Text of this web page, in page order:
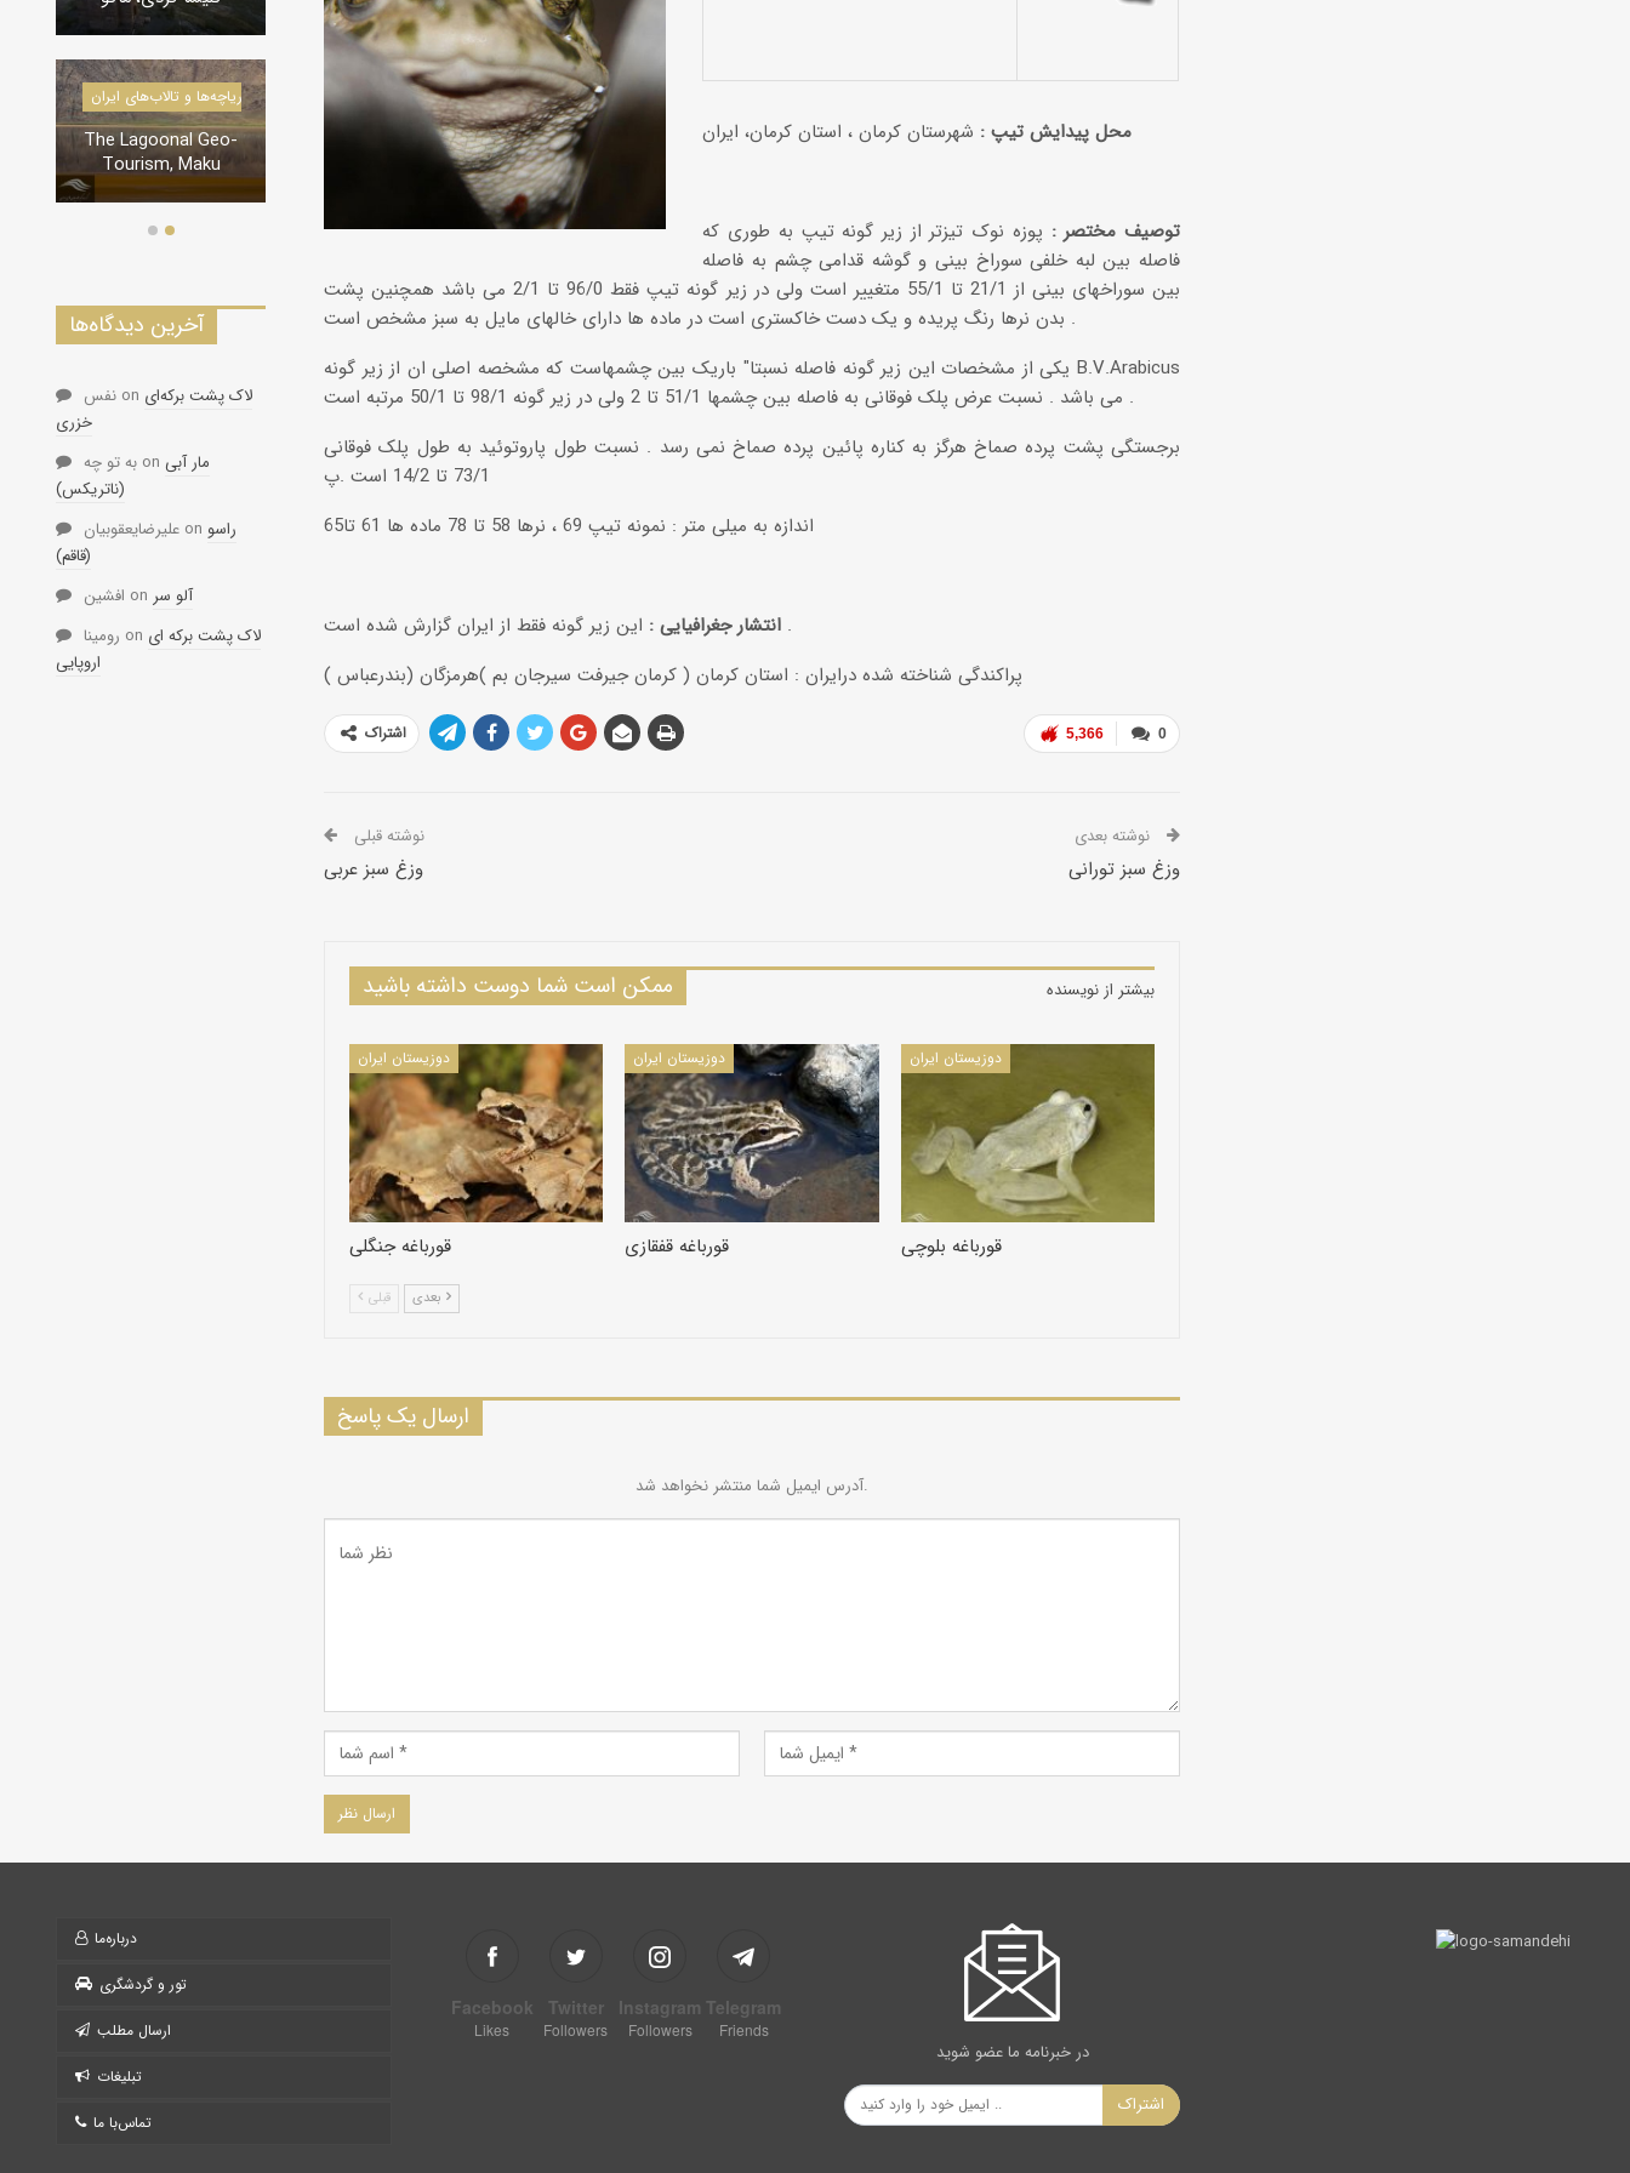
محل پیدایش تیپ : شهرستان کرمان ، استان کرمان، ایران
توصیف مختصر : پوزه نوک تیزتر از زیر گونه تیپ به طوری که
فاصله بین لبه خلفی سوراخ بینی و گوشه قدامی چشم به فاصله
بین سوراخهای بینی از 21/1 تا 55/1 متغییر است ولی در زیر گونه تیپ فقط 96/0 تا 2/1 می باشد همچنین پشت
بدن نرها رنگ پریده و یک دست خاکستری است در ماده ها دارای خالهای مایل به سبز مشخص است .
یکی از مشخصات این زیر گونه فاصله نسبتا" باریک بین چشمهاست که مشخصه اصلی ان از زیر گونه B.V.Arabicus
می باشد . نسبت عرض پلک فوقانی به فاصله بین چشمها 51/1 تا 2 ولی در زیر گونه 98/1 تا 50/1 مرتبه است .
برجستگی پشت پرده صماخ هرگز به کناره پائین پرده صماخ نمی رسد . نسبت طول پاروتوئید به طول پلک فوقانی
73/1 تا 14/2 است .پ
اندازه به میلی متر : نمونه تیپ 69 ، نرها 58 تا 78 ماده ها 61 تا65
انتشار جغرافیایی : این زیر گونه فقط از ایران گزارش شده است .
پراکندگی شناخته شده درایران : استان کرمان ( کرمان جیرفت سیرجان بم )هرمزگان (بندرعباس )
0
5,366 اشتراک
نوشته قبلی
وزغ سبز عربی وزغ سبز تورانی
ممکن است شما دوست داشته باشید بیشتر از نویسنده
دوزیستان ایران
قورباغه جنگلی
دوزیستان ایران
قورباغه قفقازی
دوزیستان ایران
قورباغه بلوچی
قبلی
ارسال یک پاسخ
آدرس ایمیل شما منتشر نخواهد شد.
درياچه‌‌ها و
Geo-
دره‌ها و تنگه‌های ایران
تنگه لی لی، دورود
آخرین دیدگاه‌ها
نفس on لاک پشت برکه‌ای
خزری
به تو چه on مار آبی
(ناتریکس)
علیرضایعقوبیان on راسو
(قاقم)
افشین on آلو سر
رومینا on لاک پشت برکه ای
اروپایی
درباره‌ما
تور و گردشگری
ارسال مطلب
تبلیغات
تماس‌با ما
Facebook
Likes
Twitter
Followers
Instagram
Followers
Telegram
Friends
در خبرنامه ما عضو شوید
اشتراک